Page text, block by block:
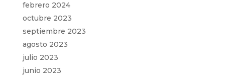
febrero 2024
octubre 2023
septiembre 2023
agosto 2023
julio 2023
junio 2023